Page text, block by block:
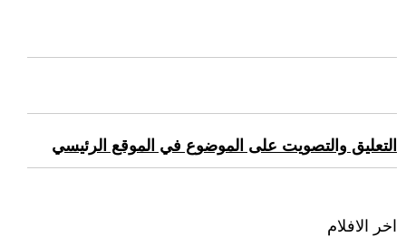
التعليق والتصويت على الموضوع في الموقع الرئيسي
اخر الافلام